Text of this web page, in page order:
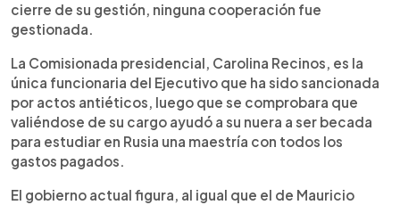
cierre de su gestión, ninguna cooperación fue
gestionada.
La Comisionada presidencial, Carolina Recinos, es la
única funcionaria del Ejecutivo que ha sido sancionada
por actos antiéticos, luego que se comprobara que
valiéndose de su cargo ayudó a su nuera a ser becada
para estudiar en Rusia una maestría con todos los
gastos pagados.
El gobierno actual figura, al igual que el de Mauricio